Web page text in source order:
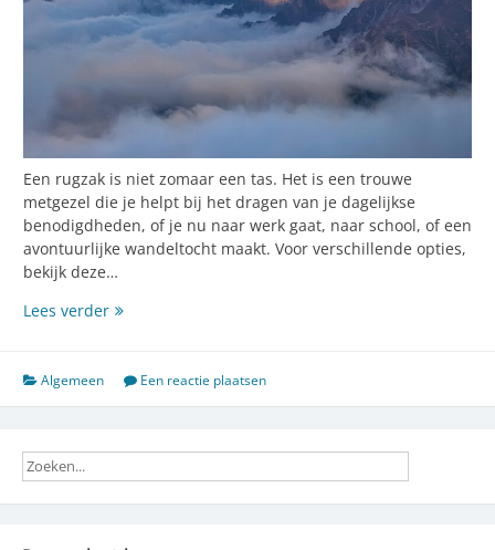
Een rugzak is niet zomaar een tas. Het is een trouwe
metgezel die je helpt bij het dragen van je dagelijkse
benodigdheden, of je nu naar werk gaat, naar school, of een
avontuurlijke wandeltocht maakt. Voor verschillende opties,
bekijk deze…
Lees verderKies
rugzakken,
sokken
jassen
Algemeen Een reactie plaatsen